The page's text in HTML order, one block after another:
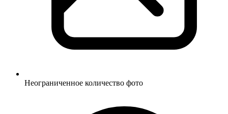
Неограниченное количество фото